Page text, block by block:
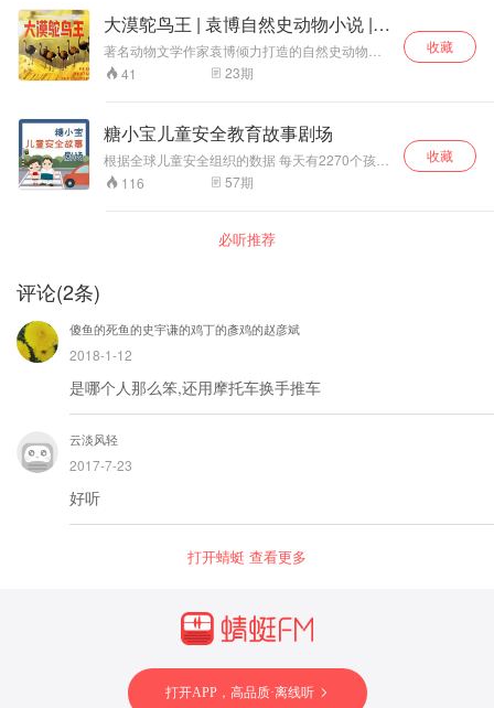
并且说得规范，流畅，让孩子轻松掌握语言表达
的艺术魅力！ 2.提升形象气质，掌握沟通社交艺
术： 语言艺术是一种纽带。任何一种语言，除了
表情达意的能力之外，还能起到消除误会和拉近
得体的语言、语言艺术在政治和外交上有着重要
作用的。小的方面，在生活及学习上，与同学、
老师建立良好的关系语言表达也是必须的。 四、
大咖推荐 美国著名人际关系学大师、西方现代人
际关系教育的奠基人、著名演讲家卡内基说：“一
言表达”。可见，语言表达在一个人成长、成功的
路上是有着举足轻重的作用。 很多家长都有类似
话不仅影响到孩子的学习，还直接导致孩子在今
后的求职、创业等方面错失良机。如果不能很好
到孩子的自信心，也使孩子难以应付接踵而来的
学龄前孩子、小学生 二、说话不流畅，不自信，
想要提高口头表达能力的孩子 三、有语言天赋，
通话语音，流畅的语言表达能力，临场应变能
力，积累丰富的知识结构，给孩子一个健康成
长，自信提升的环境。 1.开口说话：培养孩子说
不良发音与错误发音，享受标准发音的美感。 3.
更加自信：从胆怯到充满自信大胆表达，帮助孩
舞台，从不会表现自己到乐于展示自己的长处。
5.语言组织：从语无伦次到说话语句完整，让有
期的趣味知识点。内容拒绝说教，更具人文关怀
和历史眼光，结构丰富立体、系统性强，语言符
合儿童理解能力，浅显易懂。其中出现的趣味问
答，更是给小读者提供了独立思考的空间。浓浓
中国风配图，尽显中华美学传承，意境上乘，对
主题内容。 与大部分国学启蒙图书对比，更加好
读，更有趣味，更注重阅读收效；与有声诵读类
图书对比，更多解释文化来源、脉络、体系，分
析具体文化内核，解析代表人物、著作等，更关
更美观、更具艺术性。 【优势】国家新闻出版署
大漠鸵鸟王 | 袁博自然史动物小说 |
动物史诗
著名动物文学作家袁博倾力打造的自然史动物小
说系列书籍之一。作品从动物本身的特性出发，
深度描述和还原大自然动物在迁徙、生存和繁衍
动物的习性，保护动物，珍惜动物。而本书由
《大漠鸵鸟王》、《星宿海上的野牦牛》、《被
打败的鸵鸟王》三个故事组成。 大漠中一个鸵鸟
王的诞生和死亡会历经哪些机会和磨难？ 星宿海
边的野牦牛在成长过程中有怎样的烦恼和危险？
41 23期
收藏
糖小宝儿童安全教育故事剧场
根据全球儿童安全组织的数据 每天有2270个孩子
死于伤害 如果我们能采用行之有效的伤害预防措
施 每天至少可以挽救1000名儿童的生命 68元60
诉孩子 生命安全永远是第一位！ 让TA学会自我保
116 57期
收藏
必听推荐
评论(2条)
傻鱼的死鱼的史宇谦的鸡丁的彥鸡的赵彦斌
2018-1-12
是哪个人那么笨,还用摩托车换手推车
云淡风轻
2017-7-23
好听
打开蜻蜓 查看更多
打开APP，高品质·离线听